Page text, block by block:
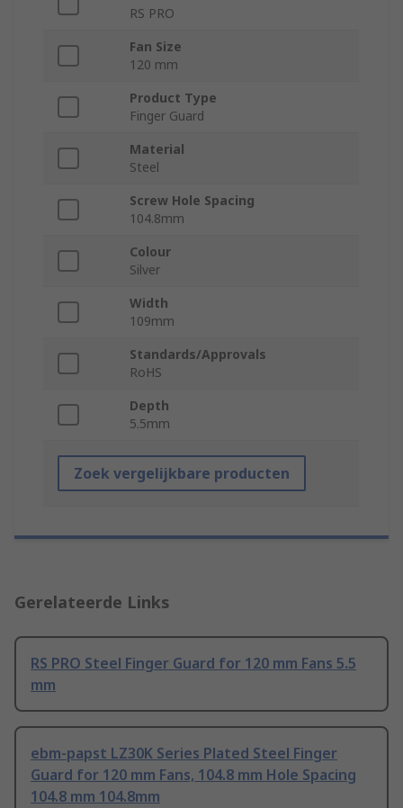
RS PRO
Fan Size
120 mm
Product Type
Finger Guard
Material
Steel
Screw Hole Spacing
104.8mm
Colour
Silver
Width
109mm
Standards/Approvals
RoHS
Depth
5.5mm
Zoek vergelijkbare producten
Gerelateerde Links
RS PRO Steel Finger Guard for 120 mm Fans 5.5
mm
ebm-papst LZ30K Series Plated Steel Finger
Guard for 120 mm Fans, 104.8 mm Hole Spacing
104.8 mm 104.8mm